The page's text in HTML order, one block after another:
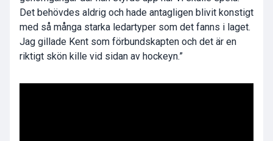
Det behövdes aldrig och hade antagligen blivit konstigt
med så många starka ledartyper som det fanns i laget.
Jag gillade Kent som förbundskapten och det är en
riktigt skön kille vid sidan av hockeyn.”